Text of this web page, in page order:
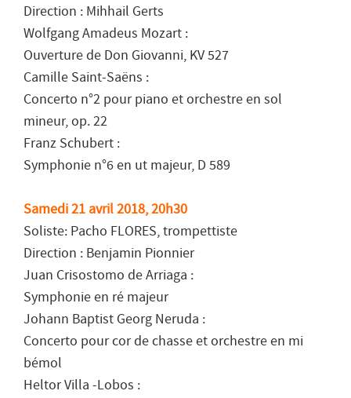
Direction : Mihhail Gerts
Wolfgang Amadeus Mozart :
Ouverture de Don Giovanni, KV 527
Camille Saint-Saëns :
Concerto n°2 pour piano et orchestre en sol
mineur, op. 22
Franz Schubert :
Symphonie n°6 en ut majeur, D 589
Samedi 21 avril 2018, 20h30
Soliste: Pacho FLORES, trompettiste
Direction : Benjamin Pionnier
Juan Crisostomo de Arriaga :
Symphonie en ré majeur
Johann Baptist Georg Neruda :
Concerto pour cor de chasse et orchestre en mi
bémol
Heltor Villa -Lobos :